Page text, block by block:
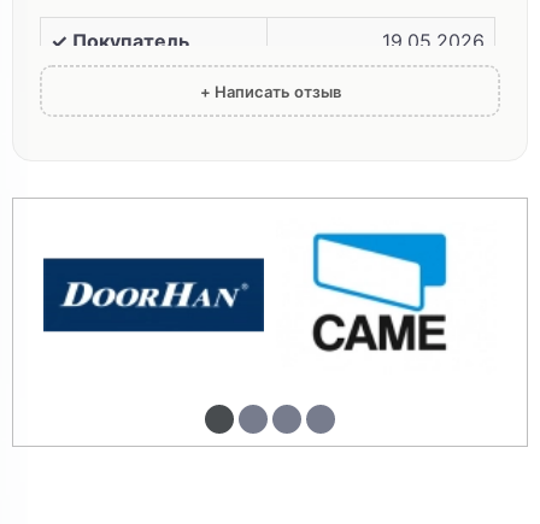
✓ Покупатель
проверен
19.05.2026
все в комплекте, установили согласно
инструкции, работает очень хорошо.
проверен
+ Написать отзыв